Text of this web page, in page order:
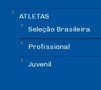
ATLETAS
Seleção Brasileira
Profissional
Juvenil